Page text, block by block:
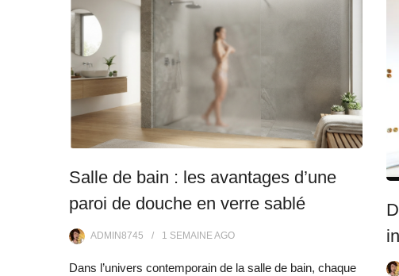
Salle de bain : les avantages d’une
paroi de douche en verre sablé
ADMIN8745 1 SEMAINEAGO
Dans l’univers contemporain de la salle de bain, chaque